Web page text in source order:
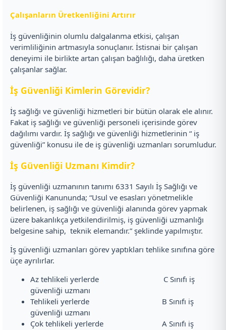
Çalışanların Üretkenliğini Artırır
İş güvenliğinin olumlu dalgalanma etkisi, çalışan
verimliliğinin artmasıyla sonuçlanır. İstisnai bir çalışan
deneyimi ile birlikte artan çalışan bağlılığı, daha üretken
çalışanlar sağlar.
İş Güvenliği Kimlerin Görevidir?
İş sağlığı ve güvenliği hizmetleri bir bütün olarak ele alınır.
Fakat iş sağlığı ve güvenliği personeli içerisinde görev
dağılımı vardır. İş sağlığı ve güvenliği hizmetlerinin “ iş
güvenliği” konusu ile de iş güvenliği uzmanları sorumludur.
İş Güvenliği Uzmanı Kimdir?
İş güvenliği uzmanının tanımı 6331 Sayılı İş Sağlığı ve
Güvenliği Kanununda; “Usul ve esasları yönetmelikle
belirlenen, iş sağlığı ve güvenliği alanında görev yapmak
üzere bakanlıkça yetkilendirilmiş, iş güvenliği uzmanlığı
belgesine sahip, teknik elemandır.” şeklinde yapılmıştır.
İş güvenliği uzmanları görev yaptıkları tehlike sınıfına göre
üçe ayrılırlar.
Az tehlikeli yerlerde C Sınıfı iş
güvenliği uzmanı
Tehlikeli yerlerde B Sınıfı iş
güvenliği uzmanı
Çok tehlikeli yerlerde A Sınıfı iş